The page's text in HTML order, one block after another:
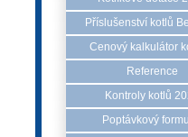
Příslušenství kotlů
Cenový kalkulátor
Reference
Kontroly kotlů
Poptávkový